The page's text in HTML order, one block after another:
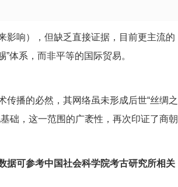
影响），但缺乏直接证据，目前更主流的
体系，而非平等的国际贸易。
播的必然，其网络虽未形成后世“丝绸之
础，这一范围的广袤性，再次印证了商朝
据可参考中国社会科学院考古研究所相关